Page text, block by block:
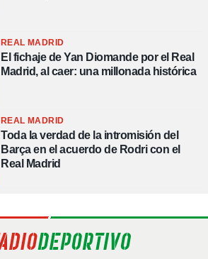
REAL MADRID
El fichaje de Yan Diomande por el Real
Madrid, al caer: una millonada histórica
REAL MADRID
Toda la verdad de la intromisión del
Barça en el acuerdo de Rodri con el
Real Madrid